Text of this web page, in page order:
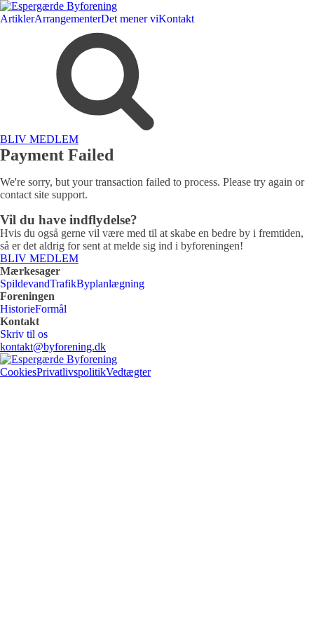
ArtiklerArrangementerDet mener viKontakt
BLIV MEDLEM
Payment Failed
We're sorry, but your transaction failed to process. Please try again or
contact site support.
Vil du have indflydelse?
Hvis du også gerne vil være med til at skabe en bedre by i fremtiden,
så er det aldrig for sent at melde sig ind i byforeningen!
BLIV MEDLEM
Mærkesager
SpildevandTrafikByplanlægning
Foreningen
HistorieFormål
Kontakt
Skriv til os
kontakt@byforening.dk
CookiesPrivatlivspolitikVedtægter